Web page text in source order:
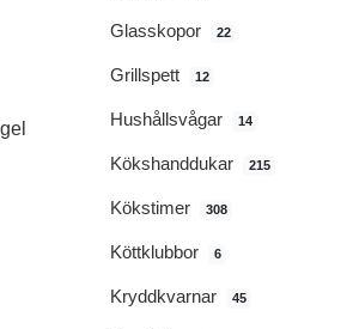
Glasskopor 22
Grillspett 12
Hushållsvågar 14
Kökshanddukar 215
Kökstimer 308
Köttklubbor 6
Kryddkvarnar 45